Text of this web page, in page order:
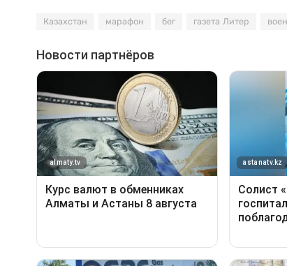
Казахстан марафон бег газета Литер